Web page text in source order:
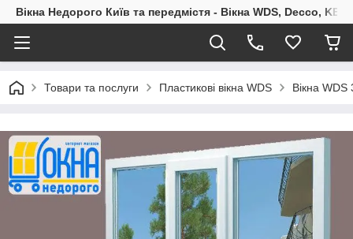
Вікна Недорого Київ та передмістя - Вікна WDS, Decco,
Товари та послуги Пластикові вікна WDS Вікна WDS